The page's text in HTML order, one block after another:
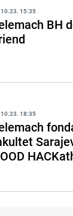
15:35
BH
18:35